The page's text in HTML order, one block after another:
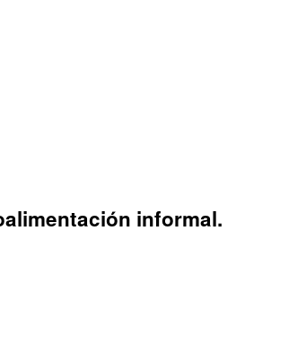
informal.